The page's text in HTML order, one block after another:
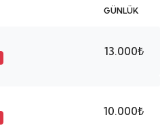
GÜNLÜK
13.000₺
10.000₺